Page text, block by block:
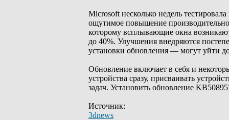
Microsoft несколько недель
ощутимое повышение
которому всплывающие окна
до 40%. Улучшения внедряются
установки обновления — могут уйти
Обновление включает в себя и
устройства сразу, присваивать
задач. Установить обновление
Источник:
3dnews